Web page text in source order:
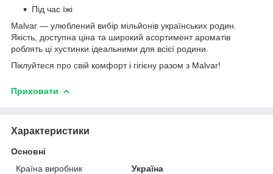
Під час їжі
Malvar — улюблений вибір мільйонів українських родин.
Якість, доступна ціна та широкий асортимент ароматів
роблять ці хустинки ідеальними для всієї родини.
Піклуйтеся про свій комфорт і гігієну разом з Malvar!
Приховати
Характеристики
Основні
Країна виробник
Україна